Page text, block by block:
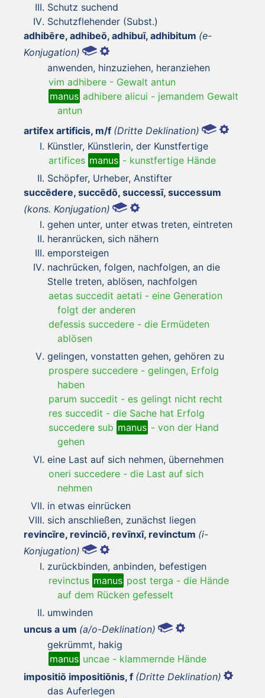
Schutz suchend
Schutzflehender (Subst.)
adhibēre, adhibeō, adhibuī, adhibitum (e-
Konjugation)
anwenden, hinzuziehen, heranziehen
vim adhibere - Gewalt antun
manus adhibere alicui - jemandem Gewalt
antun
artifex artificis, m/f (Dritte Deklination)
Künstler, Künstlerin, der Kunstfertige
artifices manus - kunstfertige Hände
Schöpfer, Urheber, Anstifter
succēdere, succēdō, successī, successum
(kons. Konjugation)
gehen unter, unter etwas treten, eintreten
heranrücken, sich nähern
emporsteigen
nachrücken, folgen, nachfolgen, an die
Stelle treten, ablösen, nachfolgen
aetas succedit aetati - eine Generation
folgt der anderen
defessis succedere - die Ermüdeten
ablösen
gelingen, vonstatten gehen, gehören zu
prospere succedere - gelingen, Erfolg
haben
parum succedit - es gelingt nicht recht
res succedit - die Sache hat Erfolg
succedere sub manus - von der Hand
gehen
eine Last auf sich nehmen, übernehmen
oneri succedere - die Last auf sich
nehmen
in etwas einrücken
sich anschließen, zunächst liegen
revincīre, revinciō, revīnxī, revinctum (i-
Konjugation)
zurückbinden, anbinden, befestigen
revinctus manus post terga - die Hände
auf dem Rücken gefesselt
umwinden
uncus a um (a/o-Deklination)
gekrümmt, hakig
manus uncae - klammernde Hände
impositiō impositiōnis, f (Dritte Deklination)
das Auferlegen